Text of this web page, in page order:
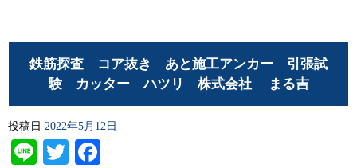
鉄筋探査 コア抜き あと施工アンカー 引張試
験 カッター ハツリ 株式会社 まる吉
投稿日 2022年5月12日
LineTwitter